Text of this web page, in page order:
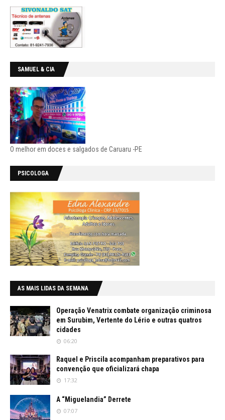
SAMUEL & CIA
O melhor em doces e salgados de Caruaru -PE
PSICOLOGA
AS MAIS LIDAS DA SEMANA
Operação Venatrix combate organização criminosa
em Surubim, Vertente do Lério e outras quatros
cidades
06:20
Raquel e Priscila acompanham preparativos para
convenção que oficializará chapa
17:32
A “Miguelandia” Derrete
07:07